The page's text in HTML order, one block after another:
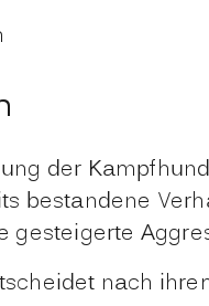
der
bestandene
gesteigerte
nach